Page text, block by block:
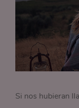
Si nos hubieran